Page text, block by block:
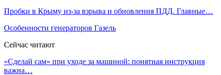
Пробки в Крыму из-за взрыва и обновления ПДД. Главные…
Особенности генераторов Газель
Сейчас читают
«Сделай сам» при уходе за машиной: понятная инструкция
важна…